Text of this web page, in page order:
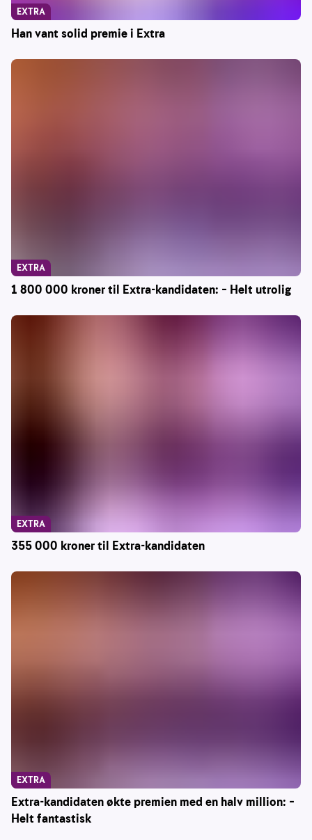
Han vant solid premie i Extra
EXTRA
1 800 000 kroner til Extra-kandidaten: – Helt utrolig
EXTRA
355 000 kroner til Extra-kandidaten
EXTRA
Extra-kandidaten økte premien med en halv million: –
Helt fantastisk
EXTRA